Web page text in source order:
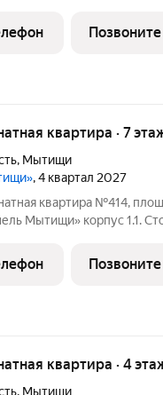
микрорайон
квартира · 7
, Мытищи
, 4 квартал 2027
квартира №414,
корпус 1.1. Стоимость
микрорайон
квартира · 4
, Мытищи